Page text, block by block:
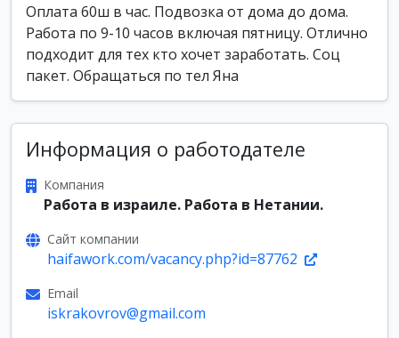
Оплата 60ш в час. Подвозка от дома до дома.
Работа по 9-10 часов включая пятницу. Отлично
подходит для тех кто хочет заработать. Соц
пакет. Обращаться по тел Яна
Информация о работодателе
Компания
Работа в израиле. Работа в Нетании.
Сайт компании
haifawork.com/vacancy.php?id=87762
Email
iskrakovrov@gmail.com